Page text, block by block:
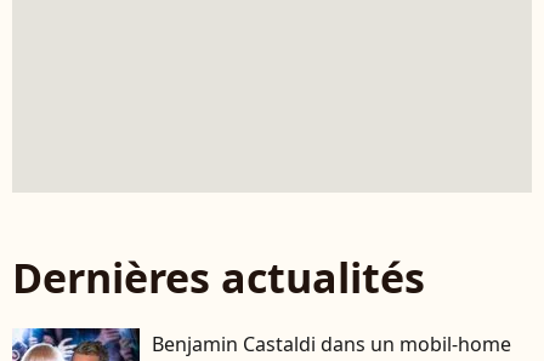
Dernières actualités
Benjamin Castaldi dans un mobil-home